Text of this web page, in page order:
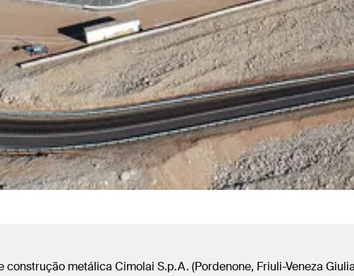
construção metálica Cimolai S.p.A. (Pordenone, Friuli-Veneza